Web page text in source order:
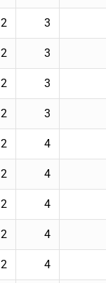
2 3
2 3
2 3
2 3
2 4
2 4
2 4
2 4
2 4